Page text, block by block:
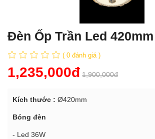
Đèn Ốp Trần Led
( 0 đánh giá )
1,235,000đ 1,900,000đ
Kích thước : Ø420mm
Bóng đèn
- Led 36W